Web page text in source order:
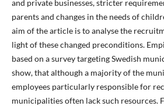
and private businesses, stricter
parents and changes in the needs of
aim of the article is to analyse the
light of these changed preconditions.
based on a survey targeting Swedish
show, that although a majority of the
employees particularly responsible for
municipalities often lack such resources.